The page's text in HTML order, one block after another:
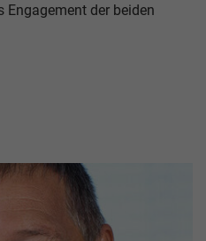
Engagement der beiden